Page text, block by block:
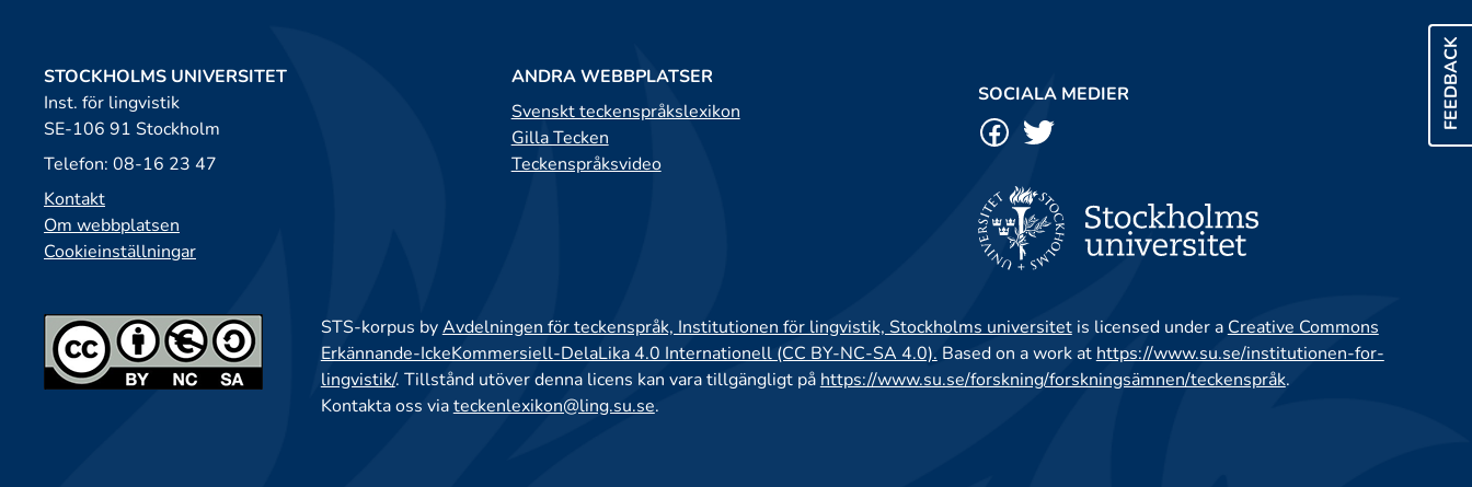
FEEDBACK
STOCKHOLMS UNIVERSITET
Inst. för lingvistik
SE-106 91 Stockholm
Telefon: 08-16 23 47
Kontakt
Om webbplatsen
Cookieinställningar
ANDRA WEBBPLATSER
Svenskt teckenspråkslexikon
Gilla Tecken
Teckenspråksvideo
SOCIALA MEDIER
STS-korpus byAvdelningen för teckenspråk, Institutionen för lingvistik, Stockholms universitetis licensed under a Creative Commons
Erkännande-IckeKommersiell-DelaLika 4.0 Internationell (CC BY-NC-SA 4.0). Based on a work at https://www.su.se/institutionen-for-
lingvistik/. Tillstånd utöver denna licens kan vara tillgängligt på https://www.su.se/forskning/forskningsämnen/teckenspråk.
Kontakta oss viateckenlexikon@ling.su.se.